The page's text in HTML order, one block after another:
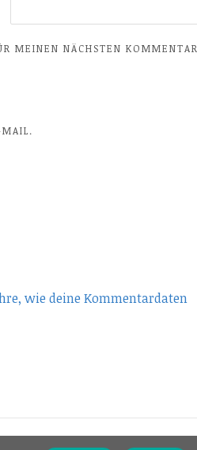
MEINEN NÄCHSTEN KOMMENTAR
wie deine Kommentardaten